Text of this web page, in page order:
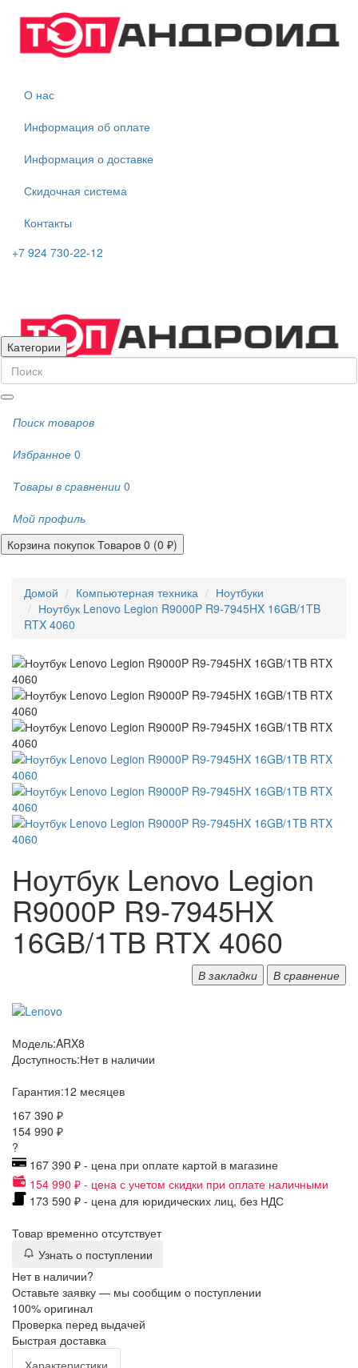
О нас
Информация об оплате
Информация о доставке
Скидочная система
Контакты
+7 924 730-22-12
Категории
Поиск товаров
Избранное 0
Товары в сравнении 0
Мой профиль
Корзина покупок Товаров 0 (0 ₽)
Домой Компьютерная техника
Ноутбуки
Ноутбук Lenovo Legion R9000P R9-7945HX 16GB/1TB
RTX 4060
Ноутбук Lenovo Legion
R9000P R9-7945HX
16GB/1TB RTX 4060
В закладки В сравнение
Модель:ARX8
Доступность:Нет в наличии
Гарантия:12 месяцев
167 390 ₽
154 990 ₽
?
167 390 ₽ - цена при оплате картой в магазине
154 990 ₽ - цена с учетом скидки при оплате наличными
173 590 ₽ - цена для юридических лиц, без НДС
Товар временно отсутствует
Узнать о поступлении
Нет в наличии?
Оставьте заявку — мы сообщим о поступлении
100% оригинал
Проверка перед выдачей
Быстрая доставка
Характеристики